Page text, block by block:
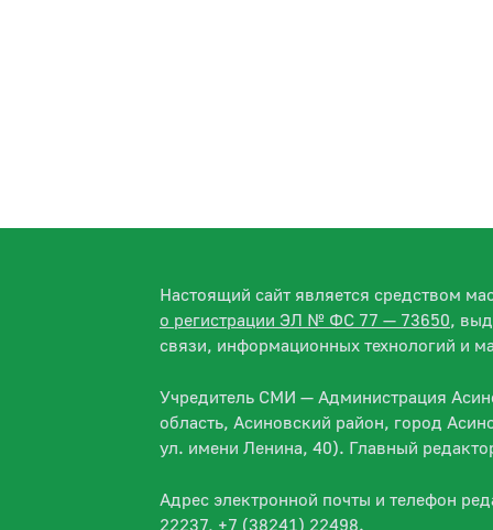
Настоящий сайт является средством
о регистрации ЭЛ № ФС 77 — 73650,
связи, информационных технологий и
Учредитель СМИ — Администрация
область, Асиновский район, город
ул. имени Ленина, 40). Главный
Адрес электронной почты и телефон
22237, +7 (38241) 22498.